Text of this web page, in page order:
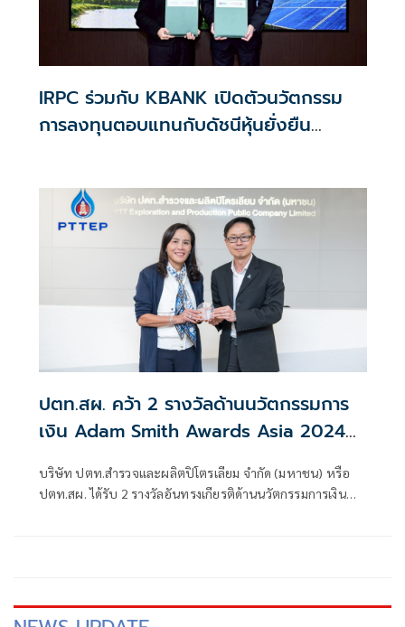
IRPC ร่วมกับ KBANK เปิดตัวนวัตกรรม
การลงทุนตอบแทนกับดัชนีหุ้นยั่งยืน
ปตท.สผ. คว้า 2 รางวัลด้านนวัตกรรมการ
เงิน Adam Smith Awards Asia 2024
บริษัท ปตท.สำรวจและผลิตปิโตรเลียม จำกัด (มหาชน) หรือ
ปตท.สผ. ได้รับ 2 รางวัลอันทรงเกียรติด้านนวัตกรรมการเงิน